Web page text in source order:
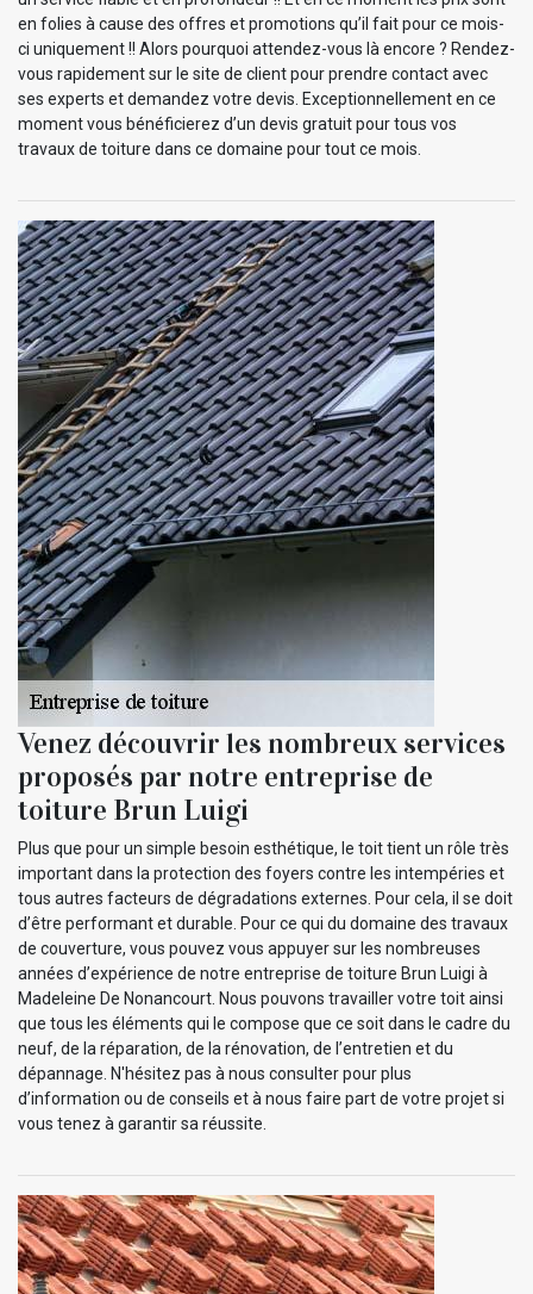
en folies à cause des offres et promotions qu’il fait pour ce mois-
ci uniquement !! Alors pourquoi attendez-vous là encore ? Rendez-
vous rapidement sur le site de client pour prendre contact avec
ses experts et demandez votre devis. Exceptionnellement en ce
moment vous bénéficierez d’un devis gratuit pour tous vos
travaux de toiture dans ce domaine pour tout ce mois.
Venez découvrir les nombreux services
proposés par notre entreprise de
toiture Brun Luigi
Plus que pour un simple besoin esthétique, le toit tient un rôle très
important dans la protection des foyers contre les intempéries et
tous autres facteurs de dégradations externes. Pour cela, il se doit
d’être performant et durable. Pour ce qui du domaine des travaux
de couverture, vous pouvez vous appuyer sur les nombreuses
années d’expérience de notre entreprise de toiture Brun Luigi à
Madeleine De Nonancourt. Nous pouvons travailler votre toit ainsi
que tous les éléments qui le compose que ce soit dans le cadre du
neuf, de la réparation, de la rénovation, de l’entretien et du
dépannage. N'hésitez pas à nous consulter pour plus
d’information ou de conseils et à nous faire part de votre projet si
vous tenez à garantir sa réussite.